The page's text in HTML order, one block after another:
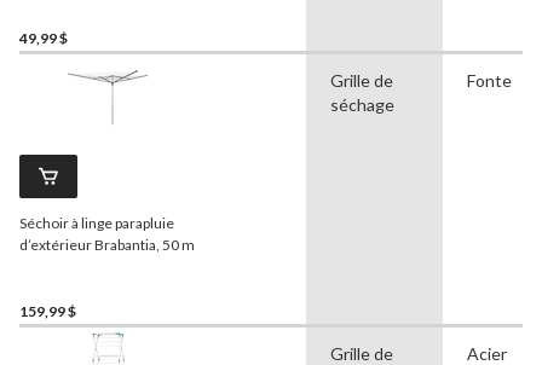
49,99 $
Séchoir à linge parapluie
d’extérieur Brabantia, 50 m
159,99 $
Grille de
séchage
Fonte
Grille de
Acier